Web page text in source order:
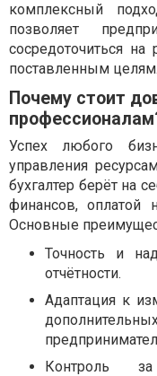
комплексный
позволяет
сосредоточиться
поставленным целям.
Почему стоит
Успех любого
управления
бухгалтер берёт на
финансов, оплатой
Основные
Точность и
отчётности.
Адаптация к
Контроль